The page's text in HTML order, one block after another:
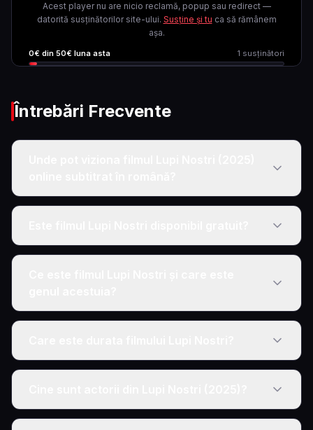
Acest player nu are nicio reclamă, popup sau redirect —
datorită susținătorilor site-ului. Susține și tu ca să rămânem
așa.
0€ din 50€ luna asta 1 susținători
Întrebări Frecvente